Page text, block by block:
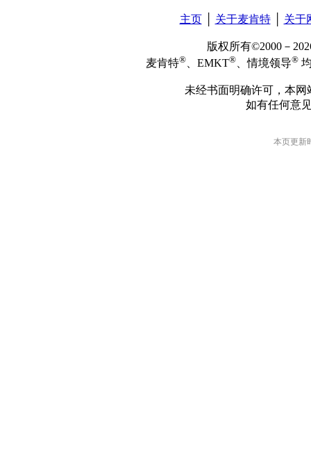
主页│ 关于麦肯特│ 关于
版权所有©2000－
麦肯特® 、EMKT® 、情境领导®
未经书面明确许可，本
如有任何意
本页更新